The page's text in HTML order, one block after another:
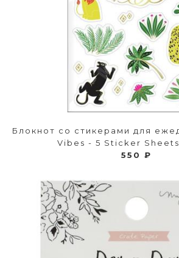
Блокнот со стикерами для
Vibes - 5 Sticker
550 ₽